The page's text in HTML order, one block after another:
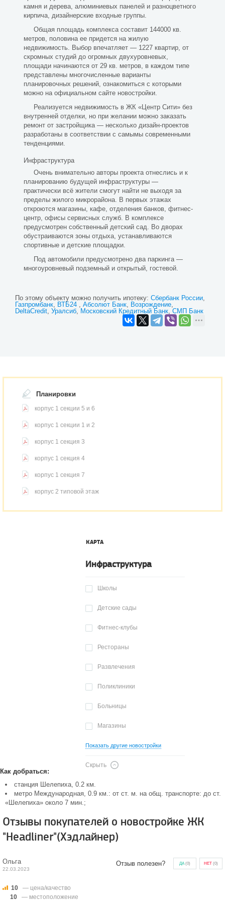
камня и дерева, алюминиевых панелей и разноцветного
кирпича, дизайнерские входные группы.
Общая площадь комплекса составит 144000 кв.
метров, половина ее придется на жилую
недвижимость. Выбор впечатляет — 1227 квартир, от
скромных студий до огромных двухуровневых,
площади начинаются от 29 кв. метров, в каждом типе
представлены многочисленные варианты
планировочных решений, ознакомиться с которыми
можно на официальном сайте новостройки.
Реализуется недвижимость в ЖК «Центр Сити» без
внутренней отделки, но при желании можно заказать
ремонт от застройщика — несколько дизайн-проектов
разработаны в соответствии с самымы современными
тенденциями.
Инфраструктура
Очень внимательно авторы проекта отнеслись и к
планированию будущей инфраструктуры —
практически всё жители смогут найти не выходя за
пределы жилого микрорайона. В первых этажах
откроются магазины, кафе, отделения банков, фитнес-
центр, офисы сервисных служб. В комплексе
предусмотрен собственный детский сад. Во дворах
обустраиваются зоны отдыха, устанавливаются
спортивные и детские площадки.
Под автомобили предусмотрено два паркинга —
многоуровневый подземный и открытый, гостевой.
По этому объекту можно получить ипотеку: Сбербанк России
Газпромбанк
ВТБ24 Абсолют Банк
Возрождение
DeltaCredit Уралсиб Московский Кредитный Банк СМП Банк
Планировки
корпус 1 секции 5 и 6
корпус 1 секции 1 и 2
корпус 1 секция 3
корпус 1 секция 4
корпус 1 секция 7
корпус 2 типовой этаж
КАРТА
Инфраструктура
Школы
Детские сады
Фитнес-клубы
Рестораны
Развлечения
Поликлиники
Больницы
Магазины
Показать другие новостройки
Скрыть
Как добраться:
станция Шелепиха, 0.2 км.
метро Международная, 0.9 км.: от ст. м. на общ. транспорте: до ст.
«Шелепиха» около 7 мин.;
Отзывы покупателей о новостройке ЖК
"Headliner"(Хэдлайнер)
Ольга
22.03.2023
Отзыв полезен? ДА(0) НЕТ (0)
10
— цена/качество
10
— местоположение